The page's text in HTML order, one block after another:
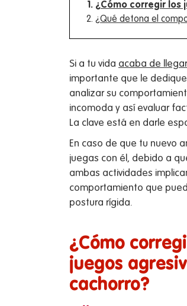
¿Cómo corregir los
¿Qué detona el
Si a tu vida acaba de
importante que le
analizar su
incomoda y así evaluar
La clave está en darle
En caso de que tu nuevo
juegas con él, debido a
ambas actividades
comportamiento que
postura rígida.
¿Cómo
juegos
cachorro?